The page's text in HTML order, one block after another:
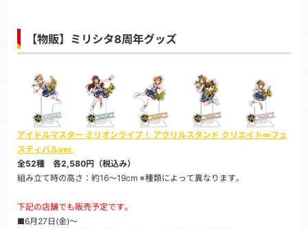
【物販】ミリシタ8周年グッズ
アイドルマスター ミリオンライブ！ アクリルスタンド クリエイト∞フェ
スティバルver.
全52種 各2,580円（税込み）
組み立て時の高さ：約16～19cm ※種類によって異なります。
下記の店舗でも販売予定です。
■6月27日(金)～